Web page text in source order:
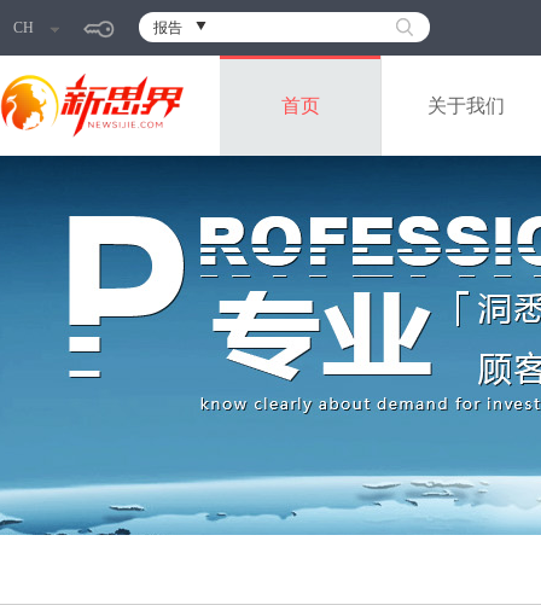
CH 报告
首页 关于我们